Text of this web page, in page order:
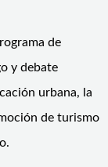
de
y debate
urbana, la
de turismo